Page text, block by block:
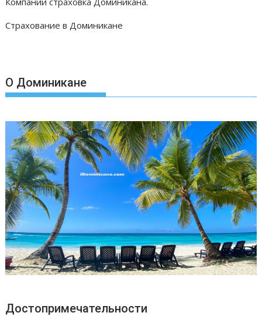
Страхование в Доминикане
О Доминикане
Достопримечательности